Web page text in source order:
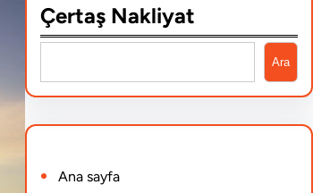
Çertaş Nakliyat
e
a
c
Ara
Ana sayfa